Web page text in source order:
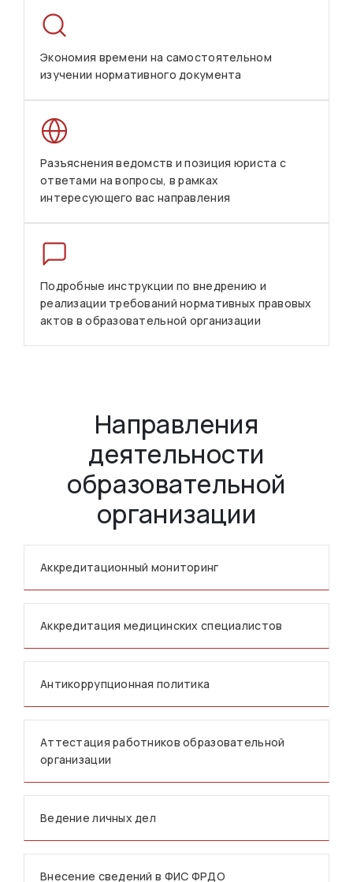
Экономия времени на самостоятельном
изучении нормативного документа
Разъяснения ведомств и позиция юриста с
ответами на вопросы, в рамках
интересующего вас направления
Подробные инструкции по внедрению и
реализации требований нормативных правовых
актов в образовательной организации
Направления
деятельности
образовательной
организации
Аккредитационный мониторинг
Аккредитация медицинских специалистов
Антикоррупционная политика
Аттестация работников образовательной
организации
Ведение личных дел
Внесение сведений в ФИС ФРДО